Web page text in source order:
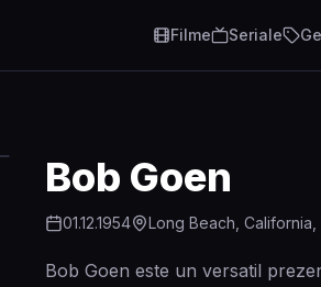
Filme Seriale
Bob Goen
01.12.1954 Long Beach, California,
Bob Goen este un versatil